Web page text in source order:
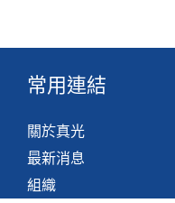
常用連結
關於真光
最新消息
組織